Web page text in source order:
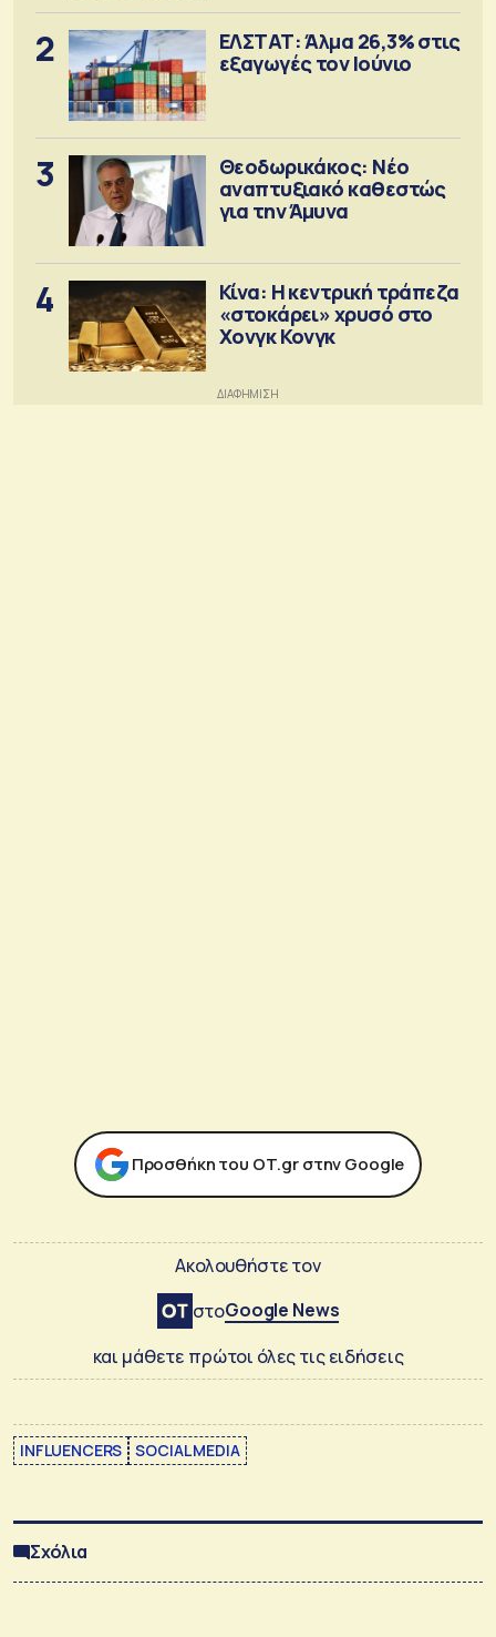
2
ΕΛΣΤΑΤ: Άλμα 26,3% στις
εξαγωγές τον Ιούνιο
3
Θεοδωρικάκος: Νέο
αναπτυξιακό καθεστώς
για την Άμυνα
4
Κίνα: Η κεντρική τράπεζα
«στοκάρει» χρυσό στο
Χονγκ Κονγκ
Προσθήκη του ΟΤ.gr στην Google
Ακολουθήστε τον
στοGoogle News
και μάθετε πρώτοι όλες τις ειδήσεις
INFLUENCERS SOCIAL MEDIA
Σχόλια